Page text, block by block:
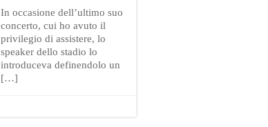
In occasione dell’ultimo suo
concerto, cui ho avuto il
privilegio di assistere, lo
speaker dello stadio lo
introduceva definendolo un
[…]